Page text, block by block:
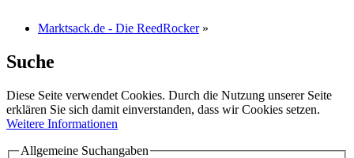
Marktsack.de - Die ReedRocker »
Suche
Diese Seite verwendet Cookies. Durch die Nutzung unserer Seite
erklären Sie sich damit einverstanden, dass wir Cookies setzen.
Weitere Informationen
Allgemeine Suchangaben